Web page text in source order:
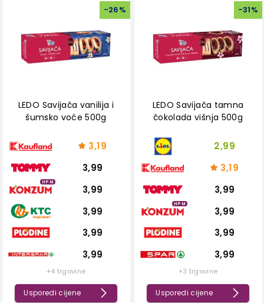
-26%
LEDO Savijača vanilija i
šumsko voće 500g
3,19
3,99
HPM
3,99
3,99
3,99
3,99
+4 trgovine
Usporedi cijene
-31%
LEDO Savijača tamna
čokolada višnja 500g
2,99
3,19
3,99
HPM
3,99
3,99
3,99
+3 trgovine
Usporedi cijene